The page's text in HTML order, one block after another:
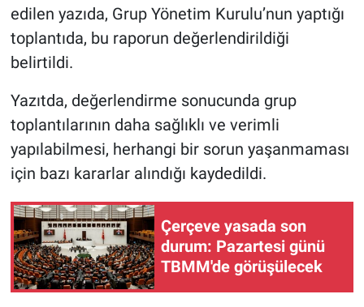
edilen yazıda, Grup Yönetim Kurulu’nun yaptığı
toplantıda, bu raporun değerlendirildiği
belirtildi.
Yazıtda, değerlendirme sonucunda grup
toplantılarının daha sağlıklı ve verimli
yapılabilmesi, herhangi bir sorun yaşanmaması
için bazı kararlar alındığı kaydedildi.
Çerçeve yasada son
durum: Pazartesi günü
TBMM'de görüşülecek